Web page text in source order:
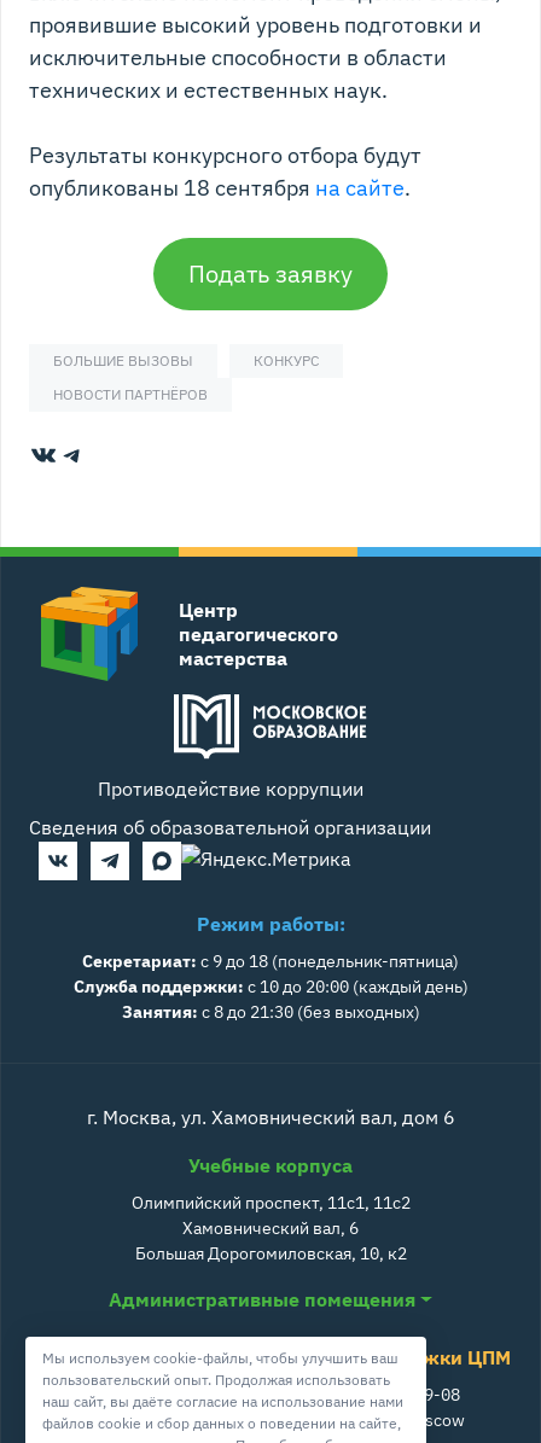
проявившие высокий уровень подготовки и
исключительные способности в области
технических и естественных наук.
Результаты конкурсного отбора будут
опубликованы 18 сентября на сайте.
Подать заявку
БОЛЬШИЕ ВЫЗОВЫ
КОНКУРС
НОВОСТИ ПАРТНЁРОВ
ВКонтакте
Telegram
Центр
педагогического
мастерства
Противодействие коррупции
Сведения об образовательной организации
Режим работы:
Секретариат: с 9 до 18 (понедельник-пятница)
Служба поддержки: с 10 до 20:00 (каждый день)
Занятия: с 8 до 21:30 (без выходных)
г. Москва, ул. Хамовнический вал, дом 6
Учебные корпуса
Олимпийский проспект, 11с1, 11с2
Хамовнический вал, 6
Большая Дорогомиловская, 10, к2
Административные помещения
Служба поддержки ЦПМ
+7 800 511-39-08
info@cpm.moscow
Мы используем cookie-файлы, чтобы улучшить ваш
пользовательский опыт. Продолжая использовать
наш сайт, вы даёте согласие на использование нами
файлов cookie и сбор данных о поведении на сайте,